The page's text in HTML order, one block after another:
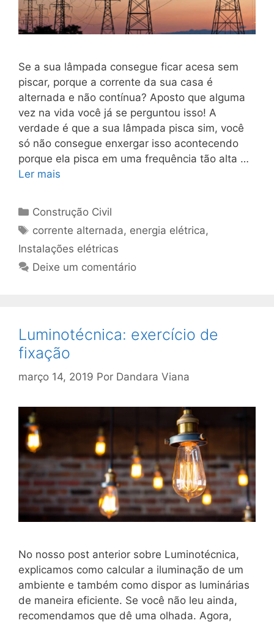
Se a sua lâmpada consegue ficar acesa sem
piscar, porque a corrente da sua casa é
alternada e não contínua? Aposto que alguma
vez na vida você já se perguntou isso! A
verdade é que a sua lâmpada pisca sim, você
só não consegue enxergar isso acontecendo
porque ela pisca em uma frequência tão alta …
Ler mais
Construção Civil
corrente alternada, energia elétrica,
Instalações elétricas
Deixe um comentário
Luminotécnica: exercício de
fixação
março 14, 2019 Por Dandara Viana
No nosso post anterior sobre Luminotécnica,
explicamos como calcular a iluminação de um
ambiente e também como dispor as luminárias
de maneira eficiente. Se você não leu ainda,
recomendamos que dê uma olhada. Agora,